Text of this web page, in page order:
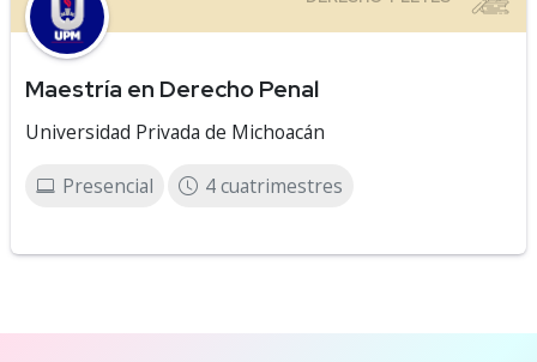
Maestría en Derecho Penal
Universidad Privada de Michoacán
Presencial 4 cuatrimestres